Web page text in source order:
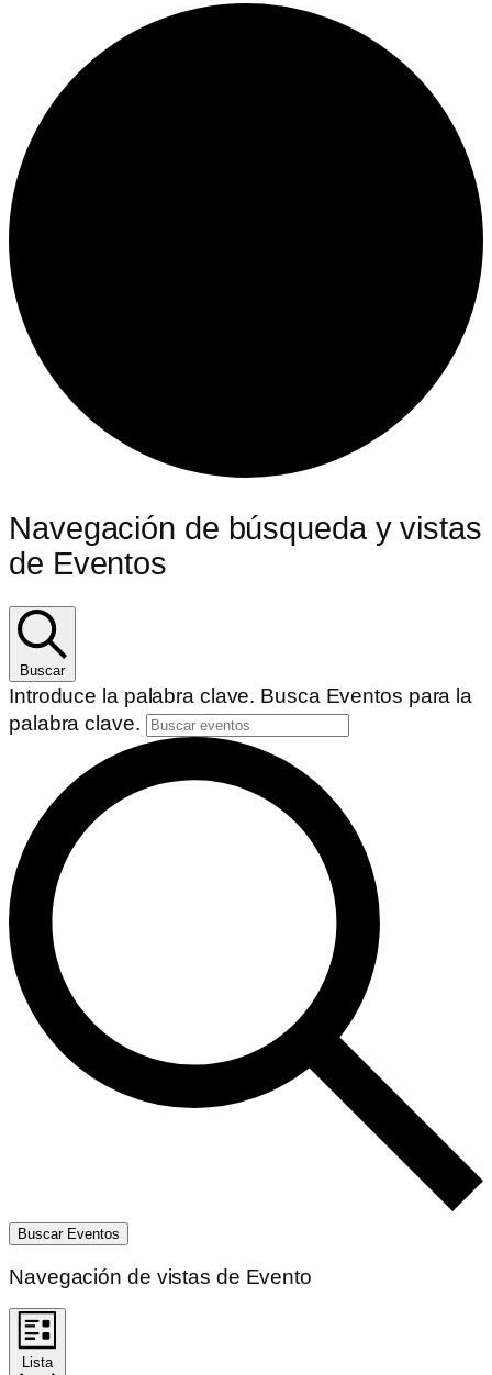
Navegación de búsqueda y vistas
de Eventos
Buscar
Introduce la palabra clave. Busca Eventos para la
palabra clave.
Buscar Eventos
Navegación de vistas de Evento
Lista